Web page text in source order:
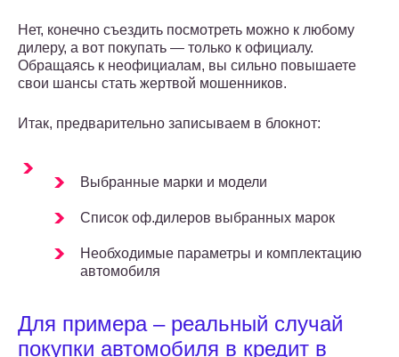
Нет, конечно съездить посмотреть можно к любому
дилеру, а вот покупать — только к официалу.
Обращаясь к неофициалам, вы сильно повышаете
свои шансы стать жертвой мошенников.
Итак, предварительно записываем в блокнот:
Выбранные марки и модели
Список оф.дилеров выбранных марок
Необходимые параметры и комплектацию
автомобиля
Для примера – реальный случай
покупки автомобиля в кредит в